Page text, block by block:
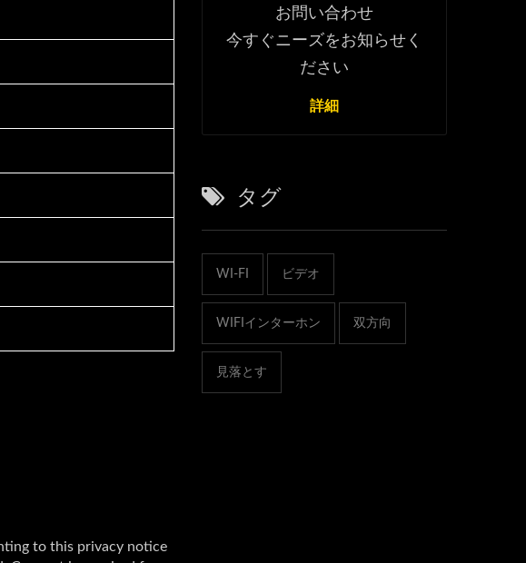
お問い合わせ
今すぐニーズをお知らせく
ださい
詳細
タグ
WI-FI ビデオ
WIFIインターホン 双方向
見落とす